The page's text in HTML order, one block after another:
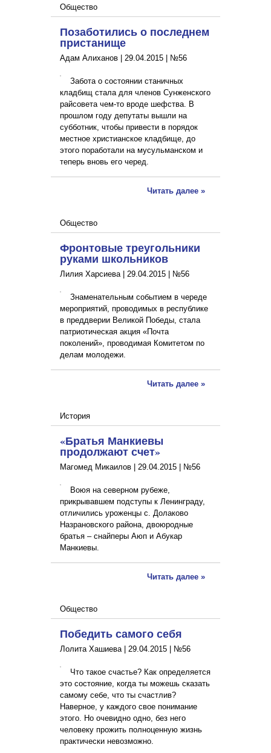
Общество
Позаботились о последнем
пристанище
Адам Алиханов | 29.04.2015 №56
Забота о состоянии станичных
кладбищ стала для членов Сунженского
райсовета чем-то вроде шефства. В
прошлом году депутаты вышли на
субботник, чтобы привести в порядок
местное христианское кладбище, до
этого поработали на мусульманском и
теперь вновь его черед.
Читать далее »
Общество
Фронтовые треугольники
руками школьников
Лилия Харсиева | 29.04.2015 №56
Знаменательным событием в череде
мероприятий, проводимых в республике
в преддверии Великой Победы, стала
патриотическая акция «Почта
поколений», проводимая Комитетом по
делам молодежи.
Читать далее »
История
«Братья Манкиевы
продолжают счет»
Магомед Микаилов | 29.04.2015 №56
Воюя на северном рубеже,
прикрывавшем подступы к Ленинграду,
отличились уроженцы с. Долаково
Назрановского района, двоюродные
братья – снайперы Аюп и Абукар
Манкиевы.
Читать далее »
Общество
Победить самого себя
Лолита Хашиева | 29.04.2015 №56
Что такое счастье? Как определяется
это состояние, когда ты можешь сказать
самому себе, что ты счастлив?
Наверное, у каждого свое понимание
этого. Но очевидно одно, без него
человеку прожить полноценную жизнь
практически невозможно.